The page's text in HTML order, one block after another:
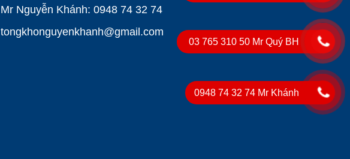
Mr Nguyễn Khánh: 0948 74 32 74
tongkhonguyenkhanh@gmail.com
03 765 310 50 Mr Quý BH
0948 74 32 74 Mr Khánh